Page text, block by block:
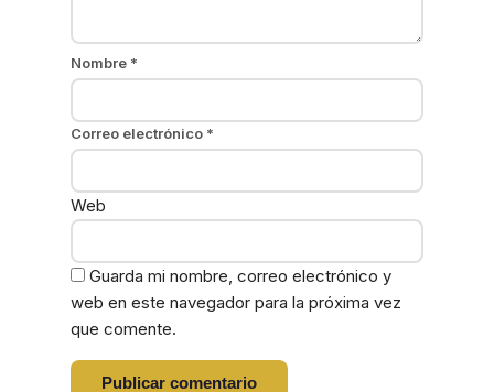
Nombre *
Correo electrónico *
Web
Guarda mi nombre, correo electrónico y
web en este navegador para la próxima vez
que comente.